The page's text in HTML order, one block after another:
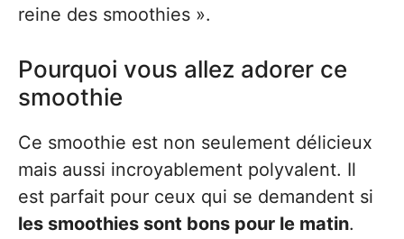
reine des smoothies ».
Pourquoi vous allez adorer ce
smoothie
Ce smoothie est non seulement délicieux
mais aussi incroyablement polyvalent. Il
est parfait pour ceux qui se demandent si
les smoothies sont bons pour le matin.